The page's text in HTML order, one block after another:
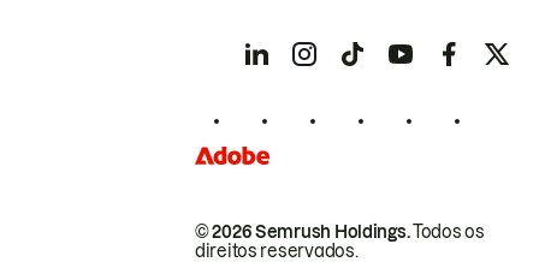
© 2026 Semrush Holdings.Todos os
direitos reservados.